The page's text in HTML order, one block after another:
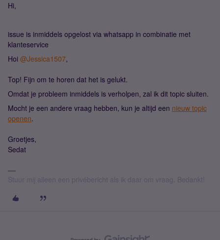
Hi,
issue is inmiddels opgelost via whatsapp in combinatie met
klanteservice
Hoi ​ @Jessica1507,
Top! Fijn om te horen dat het is gelukt.
Omdat je probleem inmiddels is verholpen, zal ik dit topic sluiten.
Mocht je een andere vraag hebben, kun je altijd een nieuw topic
openen.
Groetjes,
Sedat
Stuur mij alleen een privébericht als ik daar om vraag. Bedankt!